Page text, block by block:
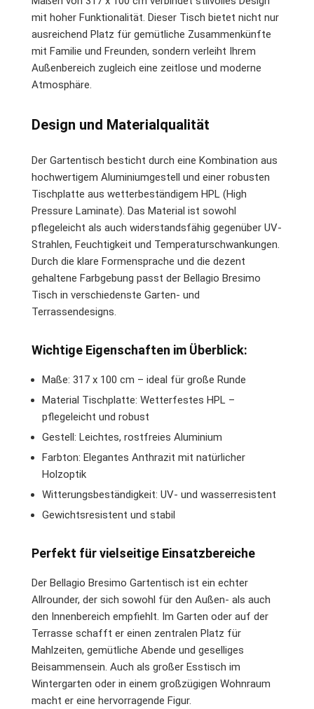
mit hoher Funktionalität. Dieser Tisch bietet nicht nur
ausreichend Platz für gemütliche Zusammenkünfte
mit Familie und Freunden, sondern verleiht Ihrem
Außenbereich zugleich eine zeitlose und moderne
Atmosphäre.
Design und Materialqualität
Der Gartentisch besticht durch eine Kombination aus
hochwertigem Aluminiumgestell und einer robusten
Tischplatte aus wetterbeständigem HPL (High
Pressure Laminate). Das Material ist sowohl
pflegeleicht als auch widerstandsfähig gegenüber UV-
Strahlen, Feuchtigkeit und Temperaturschwankungen.
Durch die klare Formensprache und die dezent
gehaltene Farbgebung passt der Bellagio Bresimo
Tisch in verschiedenste Garten- und
Terrassendesigns.
Wichtige Eigenschaften im Überblick:
Maße: 317 x 100 cm – ideal für große Runde
Material Tischplatte: Wetterfestes HPL –
pflegeleicht und robust
Gestell: Leichtes, rostfreies Aluminium
Farbton: Elegantes Anthrazit mit natürlicher
Holzoptik
Witterungsbeständigkeit: UV- und wasserresistent
Gewichtsresistent und stabil
Perfekt für vielseitige Einsatzbereiche
Der Bellagio Bresimo Gartentisch ist ein echter
Allrounder, der sich sowohl für den Außen- als auch
den Innenbereich empfiehlt. Im Garten oder auf der
Terrasse schafft er einen zentralen Platz für
Mahlzeiten, gemütliche Abende und geselliges
Beisammensein. Auch als großer Esstisch im
Wintergarten oder in einem großzügigen Wohnraum
macht er eine hervorragende Figur.